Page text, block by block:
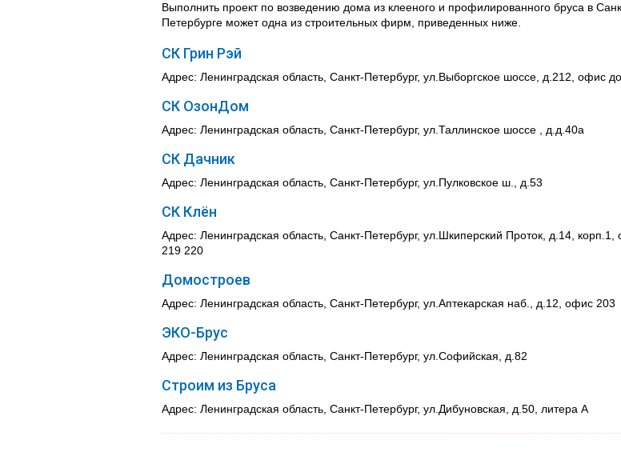
Выполнить проект по возведению дома из клееного и профилированного бруса в
Петербурге может одна из строительных фирм, приведенных ниже.
СК Грин Рэй
Адрес: Ленинградская область, Санкт-Петербург, ул.Выборгское шоссе, д.212, офис
СК ОзонДом
Адрес: Ленинградская область, Санкт-Петербург, ул.Таллинское шоссе , д.д.40а
СК Дачник
Адрес: Ленинградская область, Санкт-Петербург, ул.Пулковское ш., д.53
СК Клён
Адрес: Ленинградская область, Санкт-Петербург, ул.Шкиперский Проток, д.14, корп.1,
219 220
Домостроев
Адрес: Ленинградская область, Санкт-Петербург, ул.Аптекарская наб., д.12, офис 203
ЭКО-Брус
Адрес: Ленинградская область, Санкт-Петербург, ул.Софийская, д.82
Строим из Бруса
Адрес: Ленинградская область, Санкт-Петербург, ул.Дибуновская, д.50, литера А